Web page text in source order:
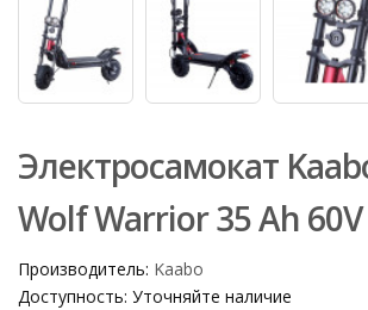
Электросамокат
Wolf Warrior 35 Ah 60V
Производитель: Kaabo
Доступность: Уточняйте наличие